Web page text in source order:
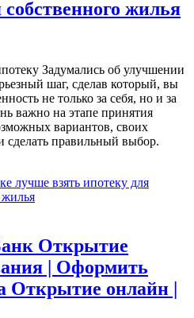
жилья
Задумались об улучшении
шаг, сделав который, вы
не только за себя, но и за
важно на этапе принятия
вариантов, своих
правильный выбор.
лучше взять ипотеку для
жилья
Открытие
| Оформить
Открытие онлайн |